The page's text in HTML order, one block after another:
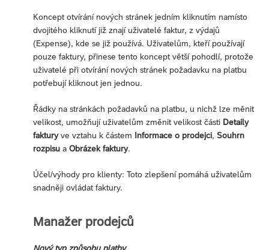
Koncept otvírání nových stránek jedním kliknutím namísto
dvojitého kliknutí již znají uživatelé faktur, z výdajů
(Expense), kde se již používá. Uživatelům, kteří používají
pouze faktury, přinese tento koncept větší pohodlí, protože
uživatelé při otvírání nových stránek požadavku na platbu
potřebují kliknout jen jednou.
Řádky na stránkách požadavků na platbu, u nichž lze měnit
velikost, umožňují uživatelům změnit velikost části Detaily
fakturyve vztahu k částem Informace o prodejci, Souhrn
rozpisu a Obrázek faktury.
Účel/výhody pro klienty: Toto zlepšení pomáhá uživatelům
snadněji ovládat faktury.
Manažer prodejců
Nový typ způsobu platby